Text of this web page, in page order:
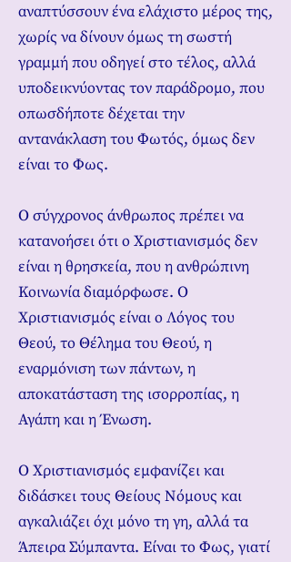
αναπτύσσουν ένα ελάχιστο μέρος της,
χωρίς να δίνουν όμως τη σωστή
γραμμή που οδηγεί στο τέλος, αλλά
υποδεικνύοντας τον παράδρομο, που
οπωσδήποτε δέχεται την
αντανάκλαση του Φωτός, όμως δεν
είναι το Φως.
Ο σύγχρονος άνθρωπος πρέπει να
κατανοήσει ότι ο Χριστιανισμός δεν
είναι η θρησκεία, που η ανθρώπινη
Κοινωνία διαμόρφωσε. Ο
Χριστιανισμός είναι ο Λόγος του
Θεού, το Θέλημα του Θεού, η
εναρμόνιση των πάντων, η
αποκατάσταση της ισορροπίας, η
Αγάπη και η Ένωση.
Ο Χριστιανισμός εμφανίζει και
διδάσκει τους Θείους Νόμους και
αγκαλιάζει όχι μόνο τη γη, αλλά τα
Άπειρα Σύμπαντα. Είναι το Φως, γιατί